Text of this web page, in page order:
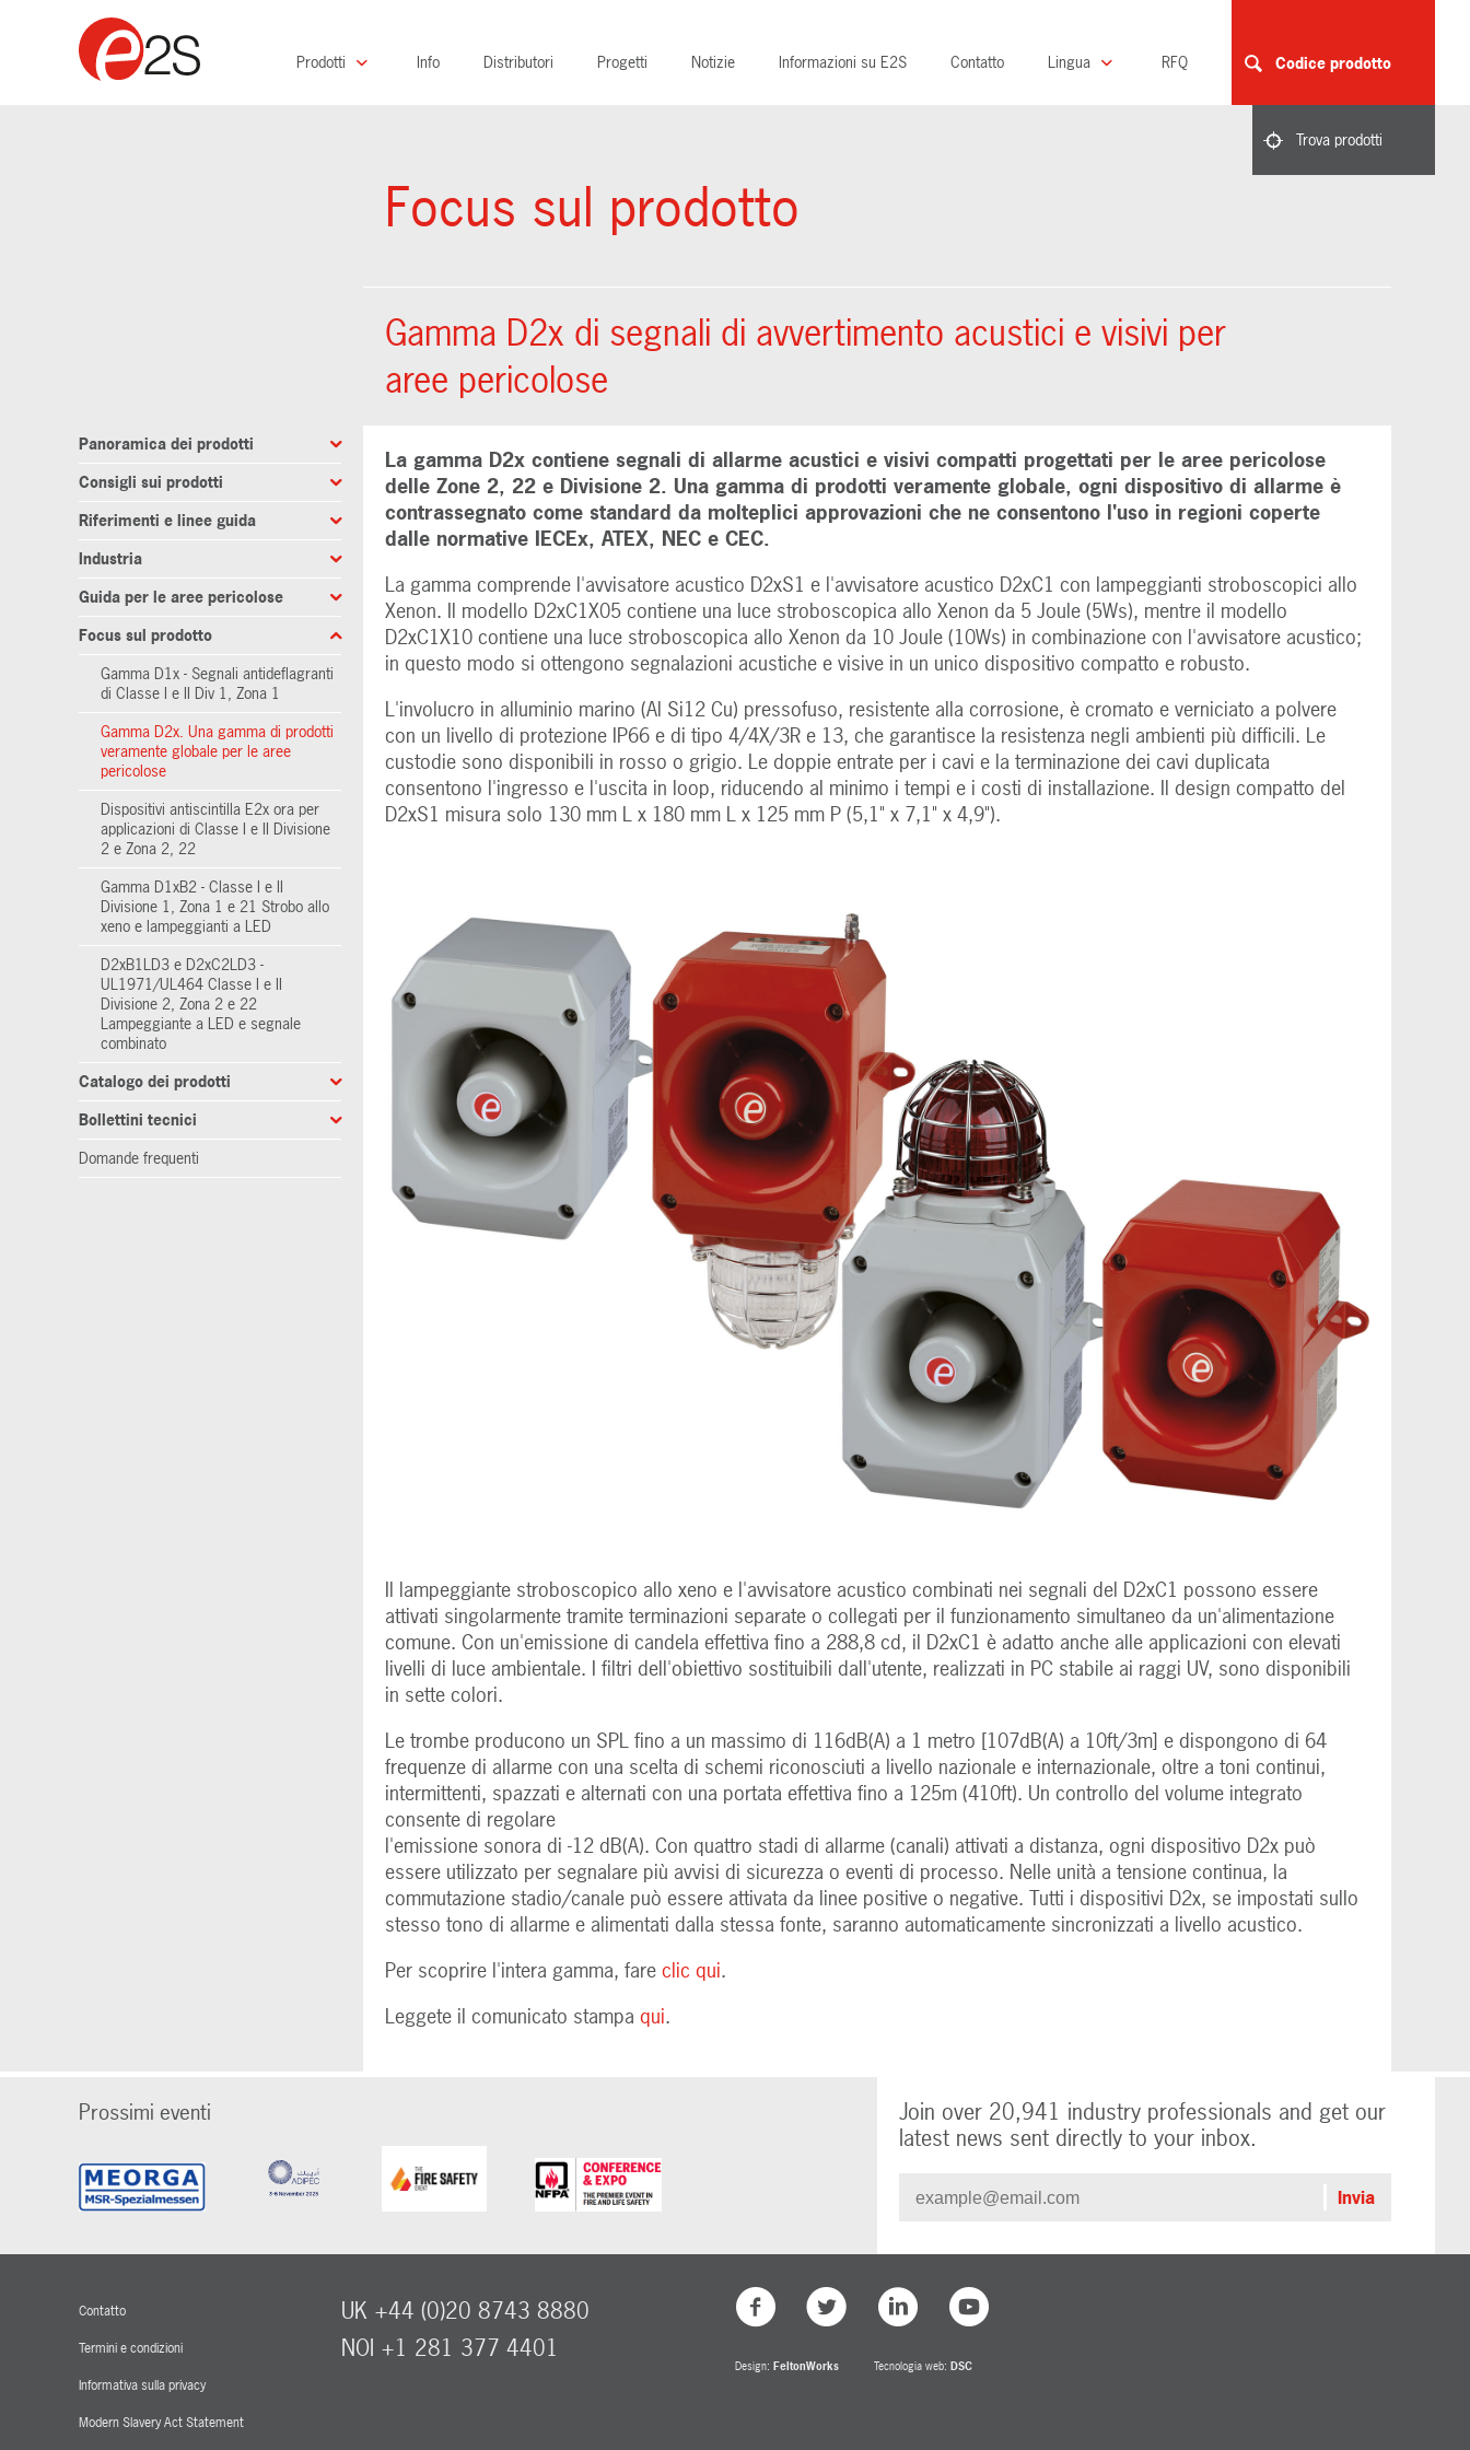
Prodotti Info Distributori Progetti Notizie Informazioni su E2S Contatto Lingua RFQ Codice prodotto
Trova prodotti
Focus sul prodotto
Gamma D2x di segnali di avvertimento acustici e visivi per
aree pericolose
Panoramica dei prodotti
Consigli sui prodotti
Riferimenti e linee guida
Industria
Guida per le aree pericolose
Focus sul prodotto
Gamma D1x - Segnali antideflagranti
di Classe I e II Div 1, Zona 1
Gamma D2x. Una gamma di prodotti
veramente globale per le aree
pericolose
Dispositivi antiscintilla E2x ora per
applicazioni di Classe I e II Divisione
2 e Zona 2, 22
Gamma D1xB2 - Classe I e II
Divisione 1, Zona 1 e 21 Strobo allo
xeno e lampeggianti a LED
D2xB1LD3 e D2xC2LD3 -
UL1971/UL464 Classe I e II
Divisione 2, Zona 2 e 22
Lampeggiante a LED e segnale
combinato
Catalogo dei prodotti
Bollettini tecnici
Domande frequenti
La gamma D2x contiene segnali di allarme acustici e visivi compatti progettati per le aree pericolose
delle Zone 2, 22 e Divisione 2. Una gamma di prodotti veramente globale, ogni dispositivo di allarme è
contrassegnato come standard da molteplici approvazioni che ne consentono l'uso in regioni coperte
dalle normative IECEx, ATEX, NEC e CEC.
La gamma comprende l'avvisatore acustico D2xS1 e l'avvisatore acustico D2xC1 con lampeggianti stroboscopici allo
Xenon. Il modello D2xC1X05 contiene una luce stroboscopica allo Xenon da 5 Joule (5Ws), mentre il modello
D2xC1X10 contiene una luce stroboscopica allo Xenon da 10 Joule (10Ws) in combinazione con l'avvisatore acustico;
in questo modo si ottengono segnalazioni acustiche e visive in un unico dispositivo compatto e robusto.
L'involucro in alluminio marino (Al Si12 Cu) pressofuso, resistente alla corrosione, è cromato e verniciato a polvere
con un livello di protezione IP66 e di tipo 4/4X/3R e 13, che garantisce la resistenza negli ambienti più difficili. Le
custodie sono disponibili in rosso o grigio. Le doppie entrate per i cavi e la terminazione dei cavi duplicata
consentono l'ingresso e l'uscita in loop, riducendo al minimo i tempi e i costi di installazione. Il design compatto del
D2xS1 misura solo 130 mm L x 180 mm L x 125 mm P (5,1" x 7,1" x 4,9").
Il lampeggiante stroboscopico allo xeno e l'avvisatore acustico combinati nei segnali del D2xC1 possono essere
attivati singolarmente tramite terminazioni separate o collegati per il funzionamento simultaneo da un'alimentazione
comune. Con un'emissione di candela effettiva fino a 288,8 cd, il D2xC1 è adatto anche alle applicazioni con elevati
livelli di luce ambientale. I filtri dell'obiettivo sostituibili dall'utente, realizzati in PC stabile ai raggi UV, sono disponibili
in sette colori.
Le trombe producono un SPL fino a un massimo di 116dB(A) a 1 metro [107dB(A) a 10ft/3m] e dispongono di 64
frequenze di allarme con una scelta di schemi riconosciuti a livello nazionale e internazionale, oltre a toni continui,
intermittenti, spazzati e alternati con una portata effettiva fino a 125m (410ft). Un controllo del volume integrato
consente di regolare
l'emissione sonora di -12 dB(A). Con quattro stadi di allarme (canali) attivati a distanza, ogni dispositivo D2x può
essere utilizzato per segnalare più avvisi di sicurezza o eventi di processo. Nelle unità a tensione continua, la
commutazione stadio/canale può essere attivata da linee positive o negative. Tutti i dispositivi D2x, se impostati sullo
stesso tono di allarme e alimentati dalla stessa fonte, saranno automaticamente sincronizzati a livello acustico.
Per scoprire l'intera gamma, fare clic qui.
Leggete il comunicato stampa qui.
Prossimi eventi
Join over 20,941 industry professionals and get our
latest news sent directly to your inbox.
Contatto
Termini e condizioni
Informativa sulla privacy
Modern Slavery Act Statement
UK +44 (0)20 8743 8880
NOI +1 281 377 4401
Design: FeltonWorks Tecnologia web: DSC